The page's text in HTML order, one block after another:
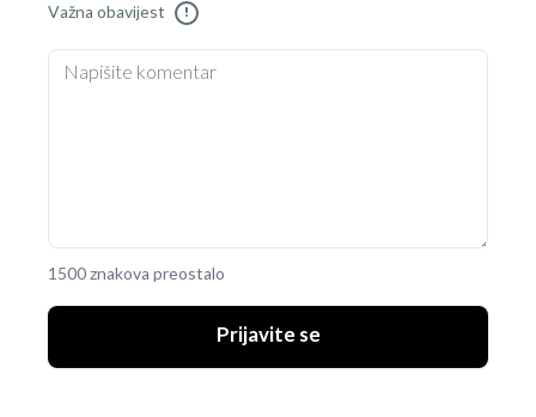
Važna obavijest !
1500 znakova preostalo
Prijavite se